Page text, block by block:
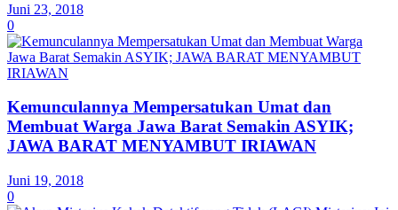
Juni 23, 2018
0
Kemunculannya Mempersatukan Umat dan
Membuat Warga Jawa Barat Semakin ASYIK;
JAWA BARAT MENYAMBUT IRIAWAN
Juni 19, 2018
0